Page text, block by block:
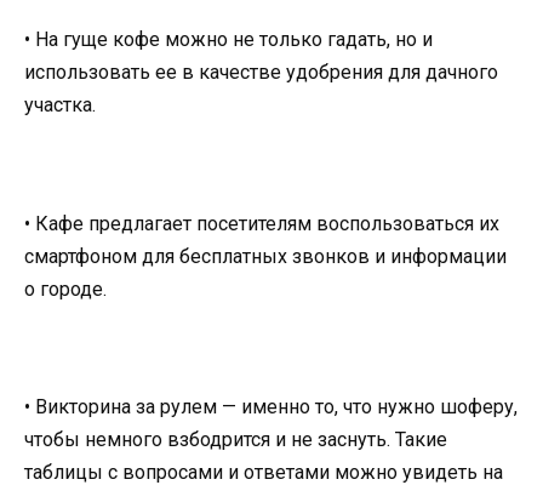
• На гуще кофе можно не только гадать, но и
использовать ее в качестве удобрения для дачного
участка.
• Кафе предлагает посетителям воспользоваться их
смартфоном для бесплатных звонков и информации
о городе.
• Викторина за рулем — именно то, что нужно шоферу,
чтобы немного взбодрится и не заснуть. Такие
таблицы с вопросами и ответами можно увидеть на